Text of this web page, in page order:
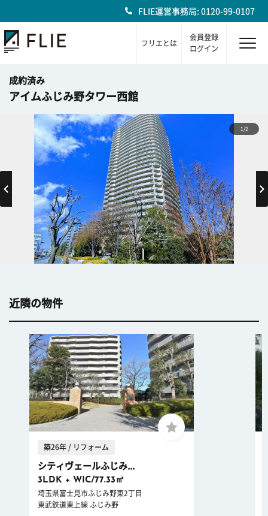
FLIE運営事務局: 0120-99-0107
フリエとは
会員登録
ログイン
成約済み
アイムふじみ野タワー西館
1/2
近隣の物件
築26年 / リフォーム
シティヴェールふじみ...
3LDK + WIC/77.33㎡
埼玉県富士見市ふじみ野東2丁目
東武鉄道東上線 ふじみ野